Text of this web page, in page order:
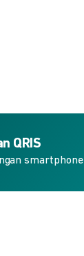
QRIS
smartphone